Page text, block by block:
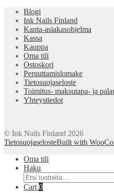
Blogi
Ink Nails Finland
Kanta-asiakasohjelma
Kassa
Kauppa
Oma tili
Ostoskori
Peruuttamislomake
Tietosuojaseloste
Toimitus- maksutapa- ja
Yhteystiedot
© Ink Nails Finland 2026
TietosuojaselosteBuilt with
Oma tili
Haku
Etsi:
Cart 0